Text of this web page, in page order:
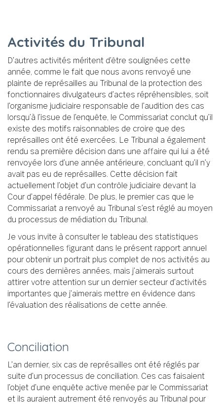
Activités du Tribunal
D’autres activités méritent d’être soulignées cette
année, comme le fait que nous avons renvoyé une
plainte de représailles au Tribunal de la protection des
fonctionnaires divulgateurs d’actes répréhensibles, soit
l’organisme judiciaire responsable de l’audition des cas
lorsqu’à l’issue de l’enquête, le Commissariat conclut qu’il
existe des motifs raisonnables de croire que des
représailles ont été exercées. Le Tribunal a également
rendu sa première décision dans une affaire qui lui a été
renvoyée lors d’une année antérieure, concluant qu’il n’y
avait pas eu de représailles. Cette décision fait
actuellement l’objet d’un contrôle judiciaire devant la
Cour d’appel fédérale. De plus, le premier cas que le
Commissariat a renvoyé au Tribunal s’est réglé au moyen
du processus de médiation du Tribunal.
Je vous invite à consulter le tableau des statistiques
opérationnelles figurant dans le présent rapport annuel
pour obtenir un portrait plus complet de nos activités au
cours des dernières années, mais j’aimerais surtout
attirer votre attention sur un dernier secteur d’activités
importantes que j’aimerais mettre en évidence dans
l’évaluation des réalisations de cette année.
Conciliation
L’an dernier, six cas de représailles ont été réglés par
suite d’un processus de conciliation. Ces cas faisaient
l’objet d’une enquête active menée par le Commissariat
et ils auraient autrement été renvoyés au Tribunal pour